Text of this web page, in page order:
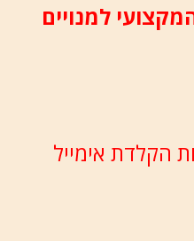
למנויים
הקלדת אימייל